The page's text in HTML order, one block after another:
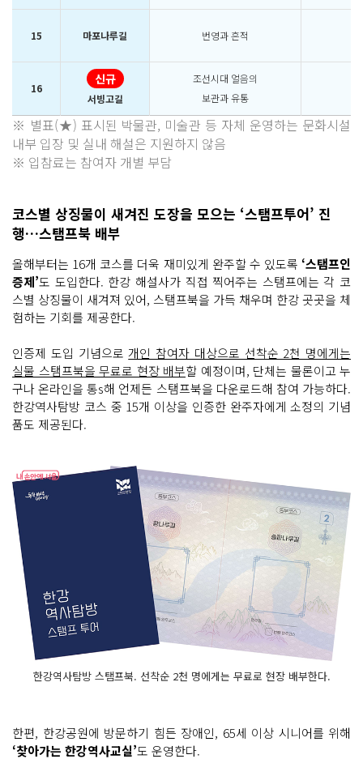
15 마포나루길 번영과 흔적
16
신규
서빙고길
조선시대 얼음의
보관과 유통
※ 별표(★) 표시된 박물관, 미술관 등 자체 운영하는 문화시설
내부 입장 및 실내 해설은 지원하지 않음
※ 입참료는 참여자 개별 부담
코스별 상징물이 새겨진 도장을 모으는 ‘스탬프투어’ 진
행…스탬프북 배부
올해부터는 16개 코스를 더욱 재미있게 완주할 수 있도록 ‘스탬프인
증제’도 도입한다. 한강 해설사가 직접 찍어주는 스탬프에는 각 코
스별 상징물이 새겨져 있어, 스탬프북을 가득 채우며 한강 곳곳을 체
험하는 기회를 제공한다.
인증제 도입 기념으로개인 참여자 대상으로 선착순 2천 명에게는
실물 스탬프북을 무료로 현장 배부할 예정이며, 단체는 물론이고 누
구나 온라인을 통s해 언제든 스탬프북을 다운로드해 참여 가능하다.
한강역사탐방 코스 중 15개 이상을 인증한 완주자에게 소정의 기념
품도 제공된다.
한강역사탐방 스탬프북. 선착순 2천 명에게는 무료로 현장 배부한다.
한편, 한강공원에 방문하기 힘든 장애인, 65세 이상 시니어를 위해
‘찾아가는 한강역사교실’도 운영한다.